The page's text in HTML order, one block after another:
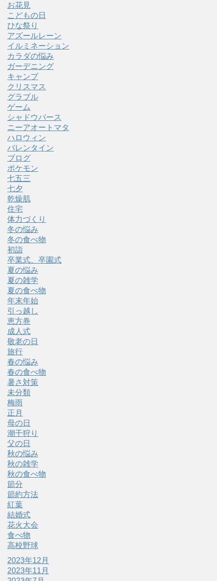
お花見
こどもの日
ひな祭り
アズールレーン
イルミネーション
カラダの悩み
ガーデニング
キャンプ
クリスマス
グラブル
ゲーム
シャドウバース
ニーアオートマタ
ハロウィン
バレンタイン
ブログ
ポケモン
七五三
七夕
乾燥肌
住宅
体力づくり
冬の悩み
冬の食べ物
初詣
卒業式、卒園式
夏の悩み
夏の雑学
夏の食べ物
年末年始
引っ越し
恵方巻
成人式
敬老の日
旅行
春の悩み
春の食べ物
暑さ対策
未分類
梅雨
正月
母の日
潮干狩り
父の日
秋の悩み
秋の雑学
秋の食べ物
節分
節約方法
紅葉
結婚式
花火大会
食べ物
高校野球
2023年12月
2023年11月